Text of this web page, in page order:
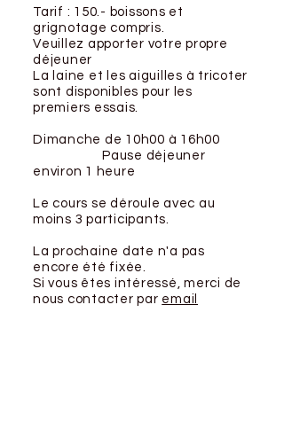
Tarif : 150.- boissons et
grignotage compris.
Veuillez apporter votre propre
déjeuner
La laine et les aiguilles à tricoter
sont disponibles pour les
premiers essais.
Dimanche de 10h00 à 16h00
Pause déjeuner
environ 1 heure
Le cours se déroule avec au
moins 3 participants.
La prochaine date n'a pas
encore été fixée.
Si vous êtes intéressé, merci de
nous contacter par email